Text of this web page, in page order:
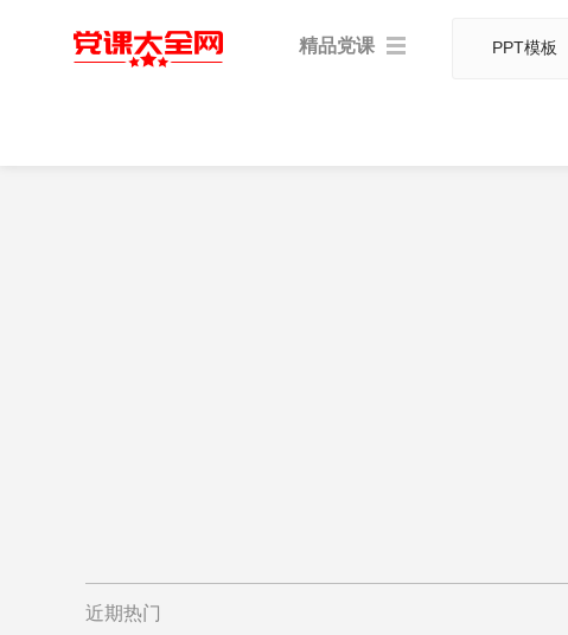
精品党课 PPT模板
近期热门